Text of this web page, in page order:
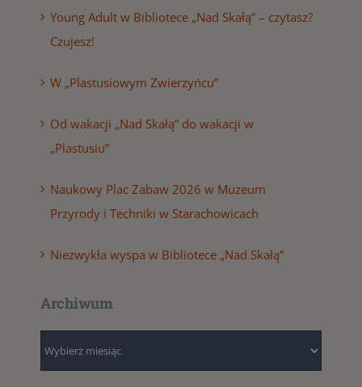
Young Adult w Bibliotece „Nad Skałą” – czytasz?
Czujesz!
W „Plastusiowym Zwierzyńcu”
Od wakacji „Nad Skałą” do wakacji w
„Plastusiu”
Naukowy Plac Zabaw 2026 w Muzeum
Przyrody i Techniki w Starachowicach
Niezwykła wyspa w Bibliotece „Nad Skałą”
Archiwum